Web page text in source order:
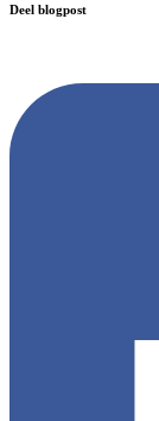
Deel blogpost